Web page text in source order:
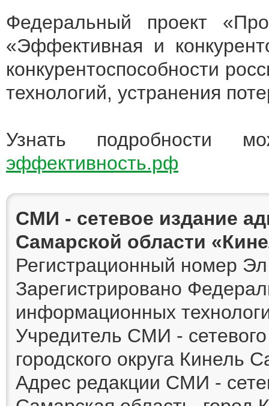
Федеральный проект
«Эффективная и
конкурентоспособности
технологий, устранения
Узнать
эффективность.рф
СМИ - сетевое издание
Самарской области
Регистрационный номер
Зарегистрировано
информационных
Учредитель СМИ -
городского округа Кинель
Адрес редакции СМИ -